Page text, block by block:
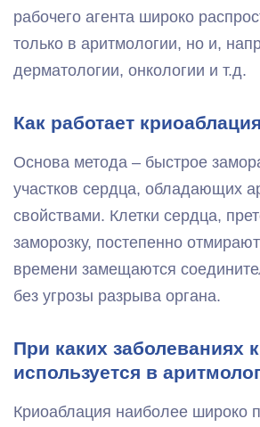
рабочего агента широко
только в аритмологии, но и,
дерматологии, онкологии и т.д.
Как работает
Основа метода – быстрое
участков сердца, обладающих
свойствами. Клетки сердца,
заморозку, постепенно
времени замещаются
без угрозы разрыва органа.
При каких заболеваниях
используется в
Криоаблация наиболее широко